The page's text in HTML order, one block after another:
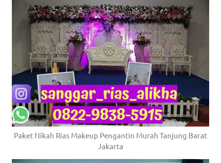
Paket Nikah Rias Makeup Pengantin Murah Tanjung Barat
Jakarta